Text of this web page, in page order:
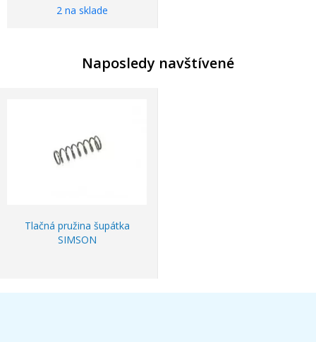
2 na sklade
Naposledy navštívené
Tlačná pružina šupátka
SIMSON